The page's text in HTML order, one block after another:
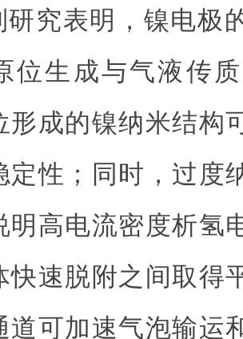
研究表明，镍电极
位生成与气液传
形成的镍纳米结构
定性；同时，过度
明高电流密度析氢
快速脱附之间取得
道可加速气泡输运